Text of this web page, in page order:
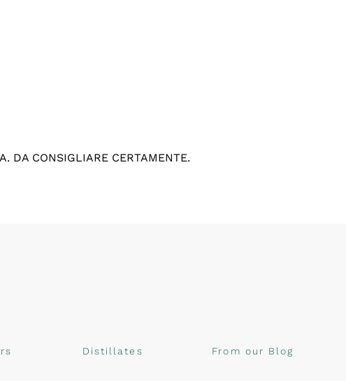
DA CONSIGLIARE CERTAMENTE.
Distillates From our Blog